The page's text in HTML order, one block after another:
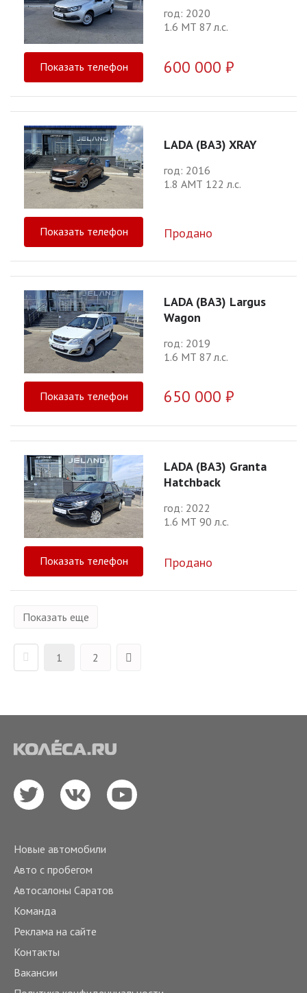
год: 2020
1.6 МТ 87 л.с.
Показать телефон 600 000 ₽
LADA (ВАЗ) XRAY
год: 2016
1.8 АМТ 122 л.с.
Показать телефон Продано
LADA (ВАЗ) Largus
Wagon
год: 2019
1.6 МТ 87 л.с.
Показать телефон 650 000 ₽
LADA (ВАЗ) Granta
Hatchback
год: 2022
1.6 МТ 90 л.с.
Показать телефон Продано
Показать еще
1 2
Новые автомобили
Авто с пробегом
Автосалоны Саратов
Команда
Реклама на сайте
Контакты
Вакансии